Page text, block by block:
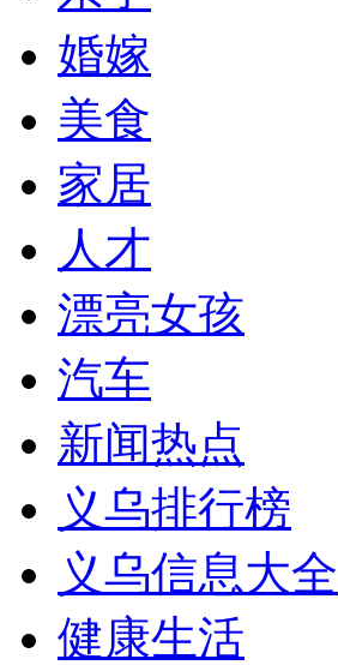
婚嫁
美食
家居
人才
漂亮女孩
汽车
新闻热点
义乌排行榜
义乌信息大全
健康生活